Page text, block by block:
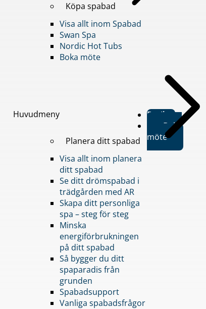
Huvudmeny
Köpa spabad
Visa allt inom Spabad
Swan Spa
Nordic Hot Tubs
Boka möte
Planera ditt spabad
Visa allt inom planera
ditt spabad
Se ditt drömspabad i
trädgården med AR
Skapa ditt personliga
spa – steg för steg
Minska
energiförbrukningen
på ditt spabad
Så bygger du ditt
spaparadis från
grunden
Spabadsupport
Vanliga spabadsfrågor
Butiker
Boka
möte